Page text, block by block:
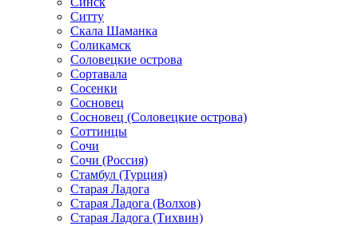
Ситту
Скала Шаманка
Соликамск
Соловецкие острова
Сортавала
Сосенки
Сосновец
Сосновец (Соловецкие острова)
Соттинцы
Сочи
Сочи (Россия)
Стамбул (Турция)
Старая Ладога
Старая Ладога (Волхов)
Старая Ладога (Тихвин)